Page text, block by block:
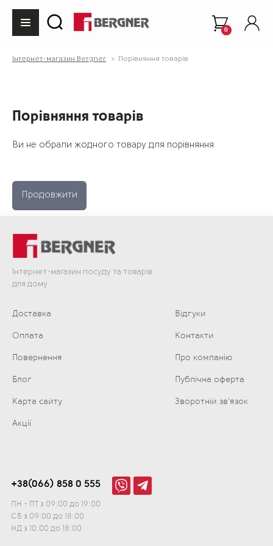
0
Інтернет-магазин Bergner Порівняння товарів
Порівняння товарів
Ви не обрали жодного товару для порівняння
Продовжити
Інтернет-магазин посуду та товарів
для дому
Доставка Відгуки
Оплата Контакти
Повернення Про компанію
Блог Публічна оферта
Карта сайту Зворотній зв'язок
Акції
+38(066) 858 0 555
ПН - ПТ з 09:00 до 19:00
СБ з 09:00 до 18:00
НД з 10:00 до 18:00